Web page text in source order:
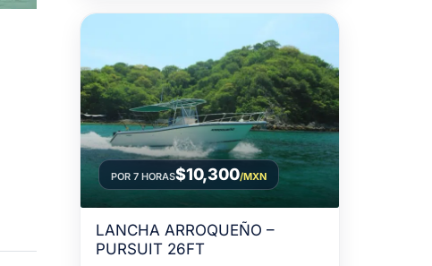
POR 7 HORAS$10,300/MXN
LANCHA ARROQUEÑO –
PURSUIT 26FT